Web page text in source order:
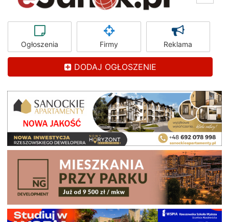
Ogłoszenia Firmy Reklama
DODAJ OGŁOSZENIE